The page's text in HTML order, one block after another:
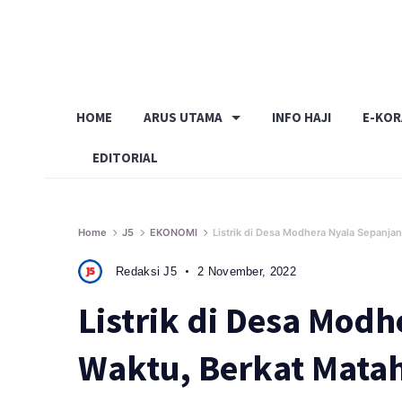
HOME ARUS UTAMA INFO HAJI E-
EDITORIAL
Home J5 EKONOMI Listrik di Desa Modhera Nyala
Redaksi J5 2 November, 2022
Listrik di Desa
Waktu, Berkat